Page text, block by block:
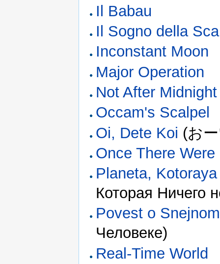
Il Babau
Il Sogno della
Inconstant Moon
Major Operation
Not After Midnight
Occam's Scalpel
Oi, Dete Koi (お
Once There Were
Planeta,
Которая Ничего
Povest o
Человеке)
Real-Time World